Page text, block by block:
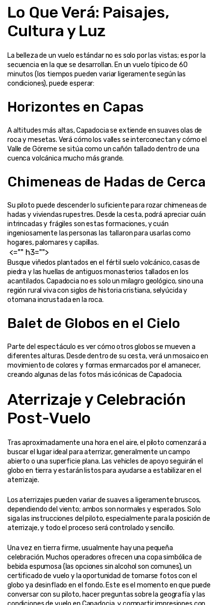
Lo Que Verá: Paisajes,
Cultura y Luz
La belleza de un vuelo estándar no es solo por las vistas; es por la
secuencia en la que se desarrollan. En un vuelo típico de 60
minutos (los tiempos pueden variar ligeramente según las
condiciones), puede esperar:
Horizontes en Capas
A altitudes más altas, Capadocia se extiende en suaves olas de
roca y mesetas. Verá cómo los valles se interconectan y cómo el
Valle de Göreme se sitúa como un cañón tallado dentro de una
cuenca volcánica mucho más grande.
Chimeneas de Hadas de Cerca
Su piloto puede descender lo suficiente para rozar chimeneas de
hadas y viviendas rupestres. Desde la cesta, podrá apreciar cuán
intrincadas y frágiles son estas formaciones, y cuán
ingeniosamente las personas las tallaron para usarlas como
hogares, palomares y capillas.
Busque viñedos plantados en el fértil suelo volcánico, casas de
piedra y las huellas de antiguos monasterios tallados en los
acantilados. Capadocia no es solo un milagro geológico, sino una
región rural viva con siglos de historia cristiana, selyúcida y
otomana incrustada en la roca.
Balet de Globos en el Cielo
Parte del espectáculo es ver cómo otros globos se mueven a
diferentes alturas. Desde dentro de su cesta, verá un mosaico en
movimiento de colores y formas enmarcados por el amanecer,
creando algunas de las fotos más icónicas de Capadocia.
Aterrizaje y Celebración
Post-Vuelo
Tras aproximadamente una hora en el aire, el piloto comenzará a
buscar el lugar ideal para aterrizar, generalmente un campo
abierto o una superficie plana. Las vehicles de apoyo seguirán el
globo en tierra y estarán listos para ayudarse a estabilizar en el
aterrizaje.
Los aterrizajes pueden variar de suaves a ligeramente bruscos,
dependiendo del viento; ambos son normales y esperados. Solo
siga las instrucciones del piloto, especialmente para la posición de
aterrizaje, y todo el proceso será controlado y sencillo.
Una vez en tierra firme, usualmente hay una pequeña
celebración. Muchos operadores ofrecen una copa simbólica de
bebida espumosa (las opciones sin alcohol son comunes), un
certificado de vuelo y la oportunidad de tomarse fotos con el
globo ya desinflado en el fondo. Este es el momento en que puede
conversar con su piloto, hacer preguntas sobre la geografía y las